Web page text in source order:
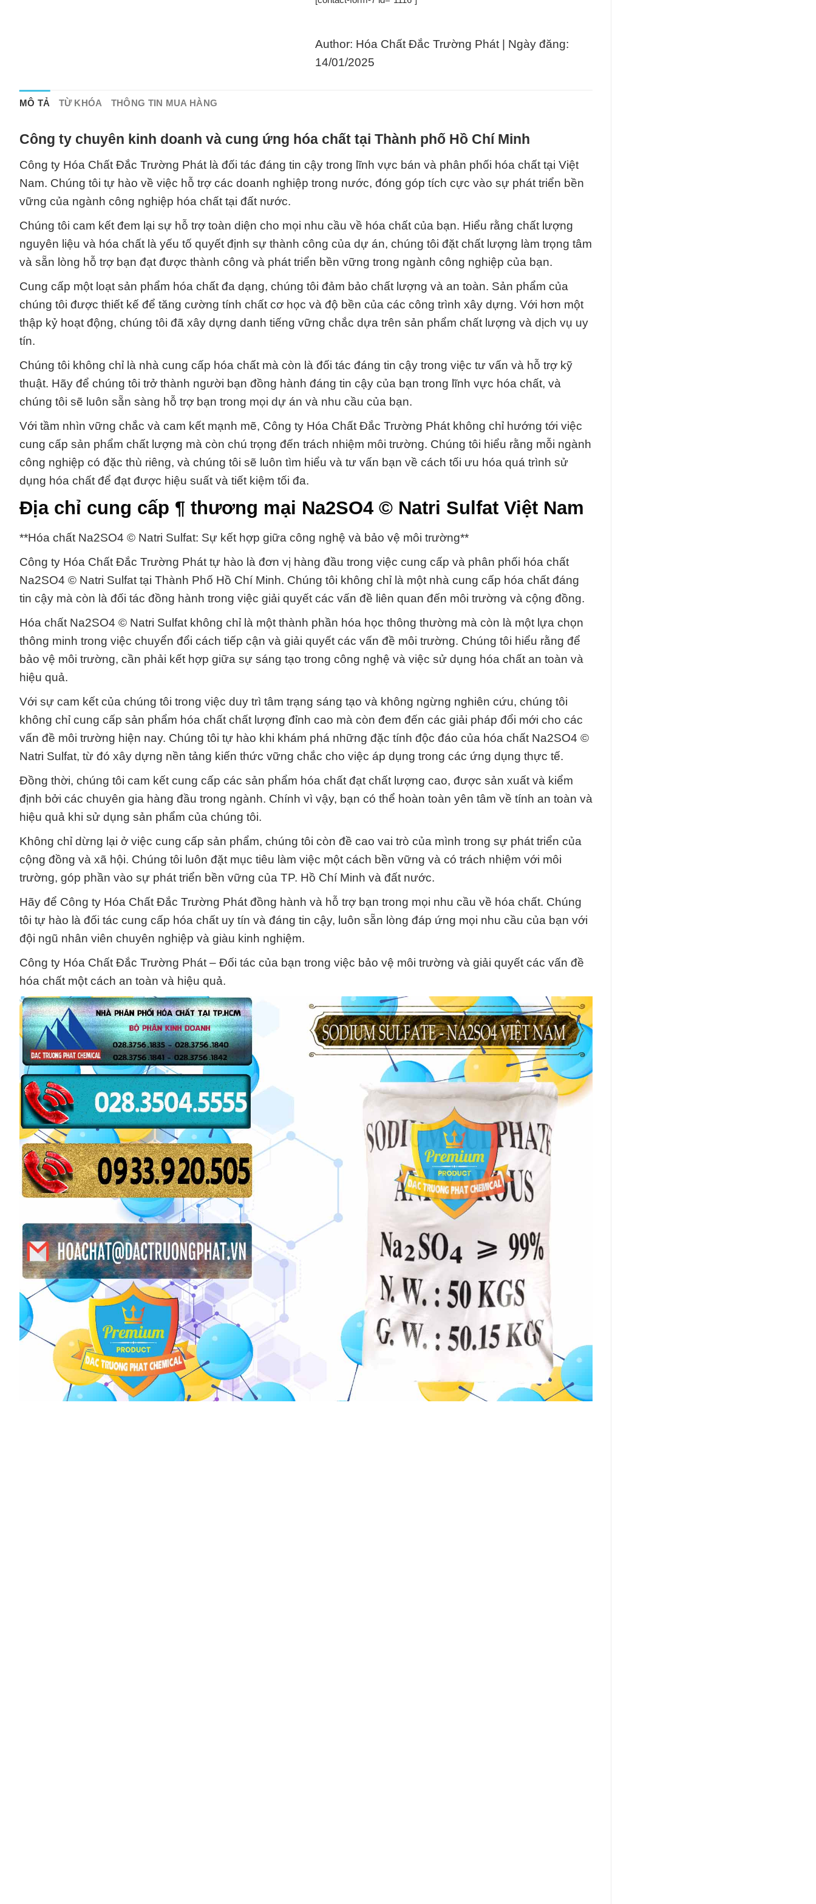
Author: Hóa Chất Đắc Trường Phát | Ngày đăng:
14/01/2025
MÔ TẢ TỪ KHÓA THÔNG TIN MUA HÀNG
Công ty chuyên kinh doanh và cung ứng hóa chất tại Thành phố Hồ Chí Minh
Công ty Hóa Chất Đắc Trường Phát là đối tác đáng tin cậy trong lĩnh vực bán và phân phối hóa chất tại Việt
Nam. Chúng tôi tự hào về việc hỗ trợ các doanh nghiệp trong nước, đóng góp tích cực vào sự phát triển bền
vững của ngành công nghiệp hóa chất tại đất nước.
Chúng tôi cam kết đem lại sự hỗ trợ toàn diện cho mọi nhu cầu về hóa chất của bạn. Hiểu rằng chất lượng
nguyên liệu và hóa chất là yếu tố quyết định sự thành công của dự án, chúng tôi đặt chất lượng làm trọng tâm
và sẵn lòng hỗ trợ bạn đạt được thành công và phát triển bền vững trong ngành công nghiệp của bạn.
Cung cấp một loạt sản phẩm hóa chất đa dạng, chúng tôi đảm bảo chất lượng và an toàn. Sản phẩm của
chúng tôi được thiết kế để tăng cường tính chất cơ học và độ bền của các công trình xây dựng. Với hơn một
thập kỷ hoạt động, chúng tôi đã xây dựng danh tiếng vững chắc dựa trên sản phẩm chất lượng và dịch vụ uy
tín.
Chúng tôi không chỉ là nhà cung cấp hóa chất mà còn là đối tác đáng tin cậy trong việc tư vấn và hỗ trợ kỹ
thuật. Hãy để chúng tôi trở thành người bạn đồng hành đáng tin cậy của bạn trong lĩnh vực hóa chất, và
chúng tôi sẽ luôn sẵn sàng hỗ trợ bạn trong mọi dự án và nhu cầu của bạn.
Với tầm nhìn vững chắc và cam kết mạnh mẽ, Công ty Hóa Chất Đắc Trường Phát không chỉ hướng tới việc
cung cấp sản phẩm chất lượng mà còn chú trọng đến trách nhiệm môi trường. Chúng tôi hiểu rằng mỗi ngành
công nghiệp có đặc thù riêng, và chúng tôi sẽ luôn tìm hiểu và tư vấn bạn về cách tối ưu hóa quá trình sử
dụng hóa chất để đạt được hiệu suất và tiết kiệm tối đa.
Địa chỉ cung cấp ¶ thương mại Na2SO4 © Natri Sulfat Việt Nam
**Hóa chất Na2SO4 © Natri Sulfat: Sự kết hợp giữa công nghệ và bảo vệ môi trường**
Công ty Hóa Chất Đắc Trường Phát tự hào là đơn vị hàng đầu trong việc cung cấp và phân phối hóa chất
Na2SO4 © Natri Sulfat tại Thành Phố Hồ Chí Minh. Chúng tôi không chỉ là một nhà cung cấp hóa chất đáng
tin cậy mà còn là đối tác đồng hành trong việc giải quyết các vấn đề liên quan đến môi trường và cộng đồng.
Hóa chất Na2SO4 © Natri Sulfat không chỉ là một thành phần hóa học thông thường mà còn là một lựa chọn
thông minh trong việc chuyển đổi cách tiếp cận và giải quyết các vấn đề môi trường. Chúng tôi hiểu rằng để
bảo vệ môi trường, cần phải kết hợp giữa sự sáng tạo trong công nghệ và việc sử dụng hóa chất an toàn và
hiệu quả.
Với sự cam kết của chúng tôi trong việc duy trì tâm trạng sáng tạo và không ngừng nghiên cứu, chúng tôi
không chỉ cung cấp sản phẩm hóa chất chất lượng đỉnh cao mà còn đem đến các giải pháp đổi mới cho các
vấn đề môi trường hiện nay. Chúng tôi tự hào khi khám phá những đặc tính độc đáo của hóa chất Na2SO4 ©
Natri Sulfat, từ đó xây dựng nền tảng kiến thức vững chắc cho việc áp dụng trong các ứng dụng thực tế.
Đồng thời, chúng tôi cam kết cung cấp các sản phẩm hóa chất đạt chất lượng cao, được sản xuất và kiểm
định bởi các chuyên gia hàng đầu trong ngành. Chính vì vậy, bạn có thể hoàn toàn yên tâm về tính an toàn và
hiệu quả khi sử dụng sản phẩm của chúng tôi.
Không chỉ dừng lại ở việc cung cấp sản phẩm, chúng tôi còn đề cao vai trò của mình trong sự phát triển của
cộng đồng và xã hội. Chúng tôi luôn đặt mục tiêu làm việc một cách bền vững và có trách nhiệm với môi
trường, góp phần vào sự phát triển bền vững của TP. Hồ Chí Minh và đất nước.
Hãy để Công ty Hóa Chất Đắc Trường Phát đồng hành và hỗ trợ bạn trong mọi nhu cầu về hóa chất. Chúng
tôi tự hào là đối tác cung cấp hóa chất uy tín và đáng tin cậy, luôn sẵn lòng đáp ứng mọi nhu cầu của bạn với
đội ngũ nhân viên chuyên nghiệp và giàu kinh nghiệm.
Công ty Hóa Chất Đắc Trường Phát – Đối tác của bạn trong việc bảo vệ môi trường và giải quyết các vấn đề
hóa chất một cách an toàn và hiệu quả.